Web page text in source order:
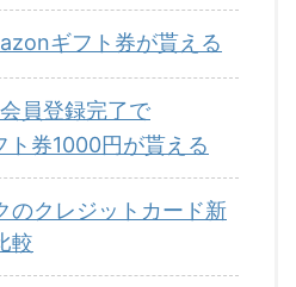
ギフト券が貰える
員登録完了で
券1000円が貰える
のクレジットカード新
較